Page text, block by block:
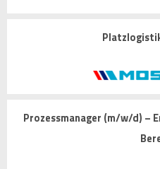
Prozessmanager (m/w/d) –